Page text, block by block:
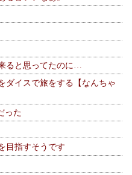
ると思ってたのに…
ダイスで旅をする【なんちゃ
った
目指すそうです